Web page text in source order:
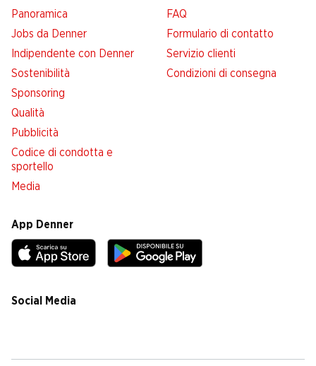
Panoramica
Jobs da Denner
Indipendente con Denner
Sostenibilità
Sponsoring
Qualità
Pubblicità
Codice di condotta e
sportello
Media
FAQ
Formulario di contatto
Servizio clienti
Condizioni di consegna
App Denner
Social Media